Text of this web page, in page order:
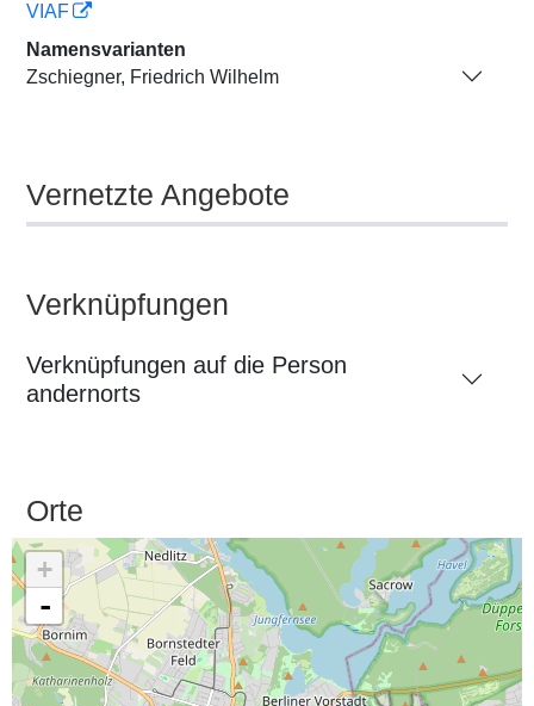
VIAF
Namensvarianten
Zschiegner, Friedrich Wilhelm
Vernetzte Angebote
Verknüpfungen
Verknüpfungen auf die Person
andernorts
Orte
+
-